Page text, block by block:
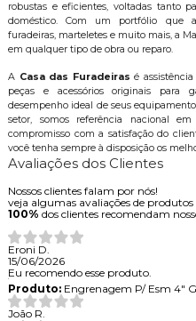
robustas e eficientes, voltadas tanto
doméstico. Com um portfólio que
furadeiras, marteletes e muito mais, a
em qualquer tipo de obra ou reparo.
A Casa das Furadeiras é
peças e acessórios originais para
desempenho ideal de seus
setor, somos referência nacional
compromisso com a satisfação do
você tenha sempre à disposição os
Avaliações dos Clientes
Nossos clientes falam por nós!
veja algumas avaliações de produtos
100% dos clientes recomendam
Eroni D.
15/06/2026
Eu recomendo esse produto.
Produto:Engrenagem P/ Esm 4"
João R.